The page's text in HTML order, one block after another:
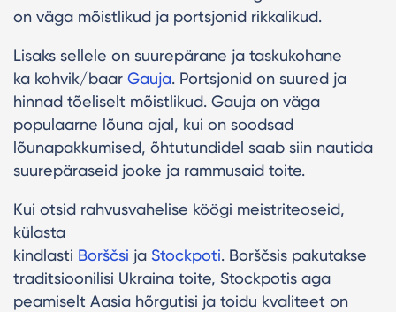
on väga mõistlikud ja portsjonid rikkalikud.
Lisaks sellele on suurepärane ja taskukohane
ka kohvik/baar Gauja. Portsjonid on suured ja
hinnad tõeliselt mõistlikud. Gauja on väga
populaarne lõuna ajal, kui on soodsad
lõunapakkumised, õhtutundidel saab siin nautida
suurepäraseid jooke ja rammusaid toite.
Kui otsid rahvusvahelise köögi meistriteoseid,
külasta
kindlasti Borščsi ja Stockpoti. Borščsis pakutakse
traditsioonilisi Ukraina toite, Stockpotis aga
peamiselt Aasia hõrgutisi ja toidu kvaliteet on